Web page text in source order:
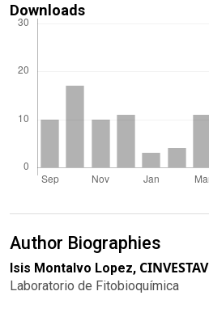
Downloads
Author Biographies
Isis Montalvo Lopez, CINVESTAV
Laboratorio de Fitobioquímica